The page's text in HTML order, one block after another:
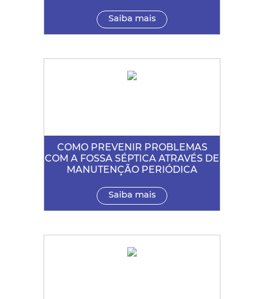
Saiba mais
COMO PREVENIR PROBLEMAS
COM A FOSSA SÉPTICA ATRAVÉS DE
MANUTENÇÃO PERIÓDICA
Saiba mais